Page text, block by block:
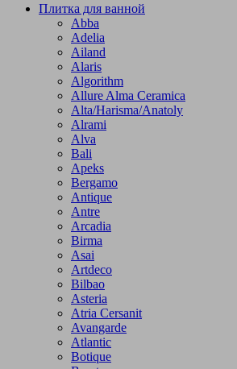
Плитка для ванной
Abba
Adelia
Ailand
Alaris
Algorithm
Allure Alma Ceramica
Alta/Harisma/Anatoly
Alrami
Alva
Bali
Apeks
Bergamo
Antique
Antre
Arcadia
Birma
Asai
Artdeco
Bilbao
Asteria
Atria Cersanit
Avangarde
Atlantic
Botique